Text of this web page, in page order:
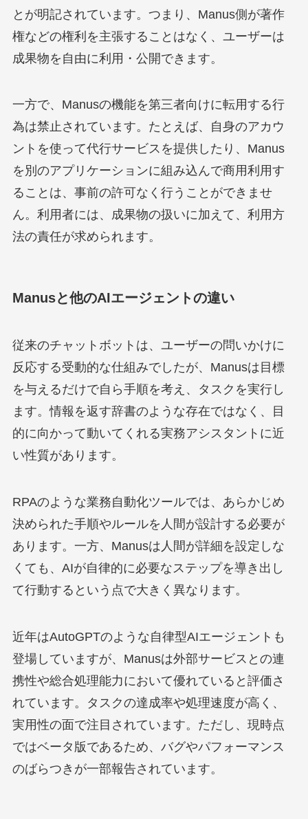
とが明記されています。つまり、Manus側が著作
権などの権利を主張することはなく、ユーザーは
成果物を自由に利用・公開できます。
一方で、Manusの機能を第三者向けに転用する行
為は禁止されています。たとえば、自身のアカウ
ントを使って代行サービスを提供したり、Manus
を別のアプリケーションに組み込んで商用利用す
ることは、事前の許可なく行うことができませ
ん。利用者には、成果物の扱いに加えて、利用方
法の責任が求められます。
Manusと他のAIエージェントの違い
従来のチャットボットは、ユーザーの問いかけに
反応する受動的な仕組みでしたが、Manusは目標
を与えるだけで自ら手順を考え、タスクを実行し
ます。情報を返す辞書のような存在ではなく、目
的に向かって動いてくれる実務アシスタントに近
い性質があります。
RPAのような業務自動化ツールでは、あらかじめ
決められた手順やルールを人間が設計する必要が
あります。一方、Manusは人間が詳細を設定しな
くても、AIが自律的に必要なステップを導き出し
て行動するという点で大きく異なります。
近年はAutoGPTのような自律型AIエージェントも
登場していますが、Manusは外部サービスとの連
携性や総合処理能力において優れていると評価さ
れています。タスクの達成率や処理速度が高く、
実用性の面で注目されています。ただし、現時点
ではベータ版であるため、バグやパフォーマンス
のばらつきが一部報告されています。